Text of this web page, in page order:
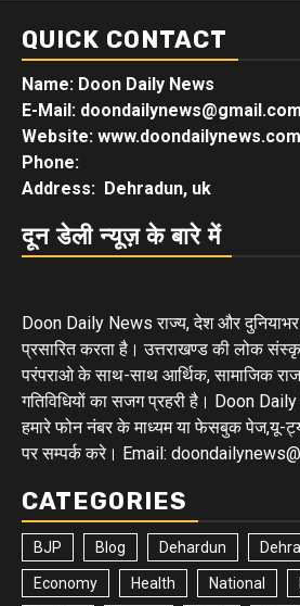
QUICK CONTACT
Name: Doon Daily News
E-Mail: doondailynews@gmail.com
Website: www.doondailynews.com
Phone:
Address: Dehradun, uk
दून डेली न्यूज़ के बारे में
Doon Daily News राज्य, देश और
प्रसारित करता है। उत्तराखण्ड की लोक
परंपराओ के साथ-साथ आर्थिक, सामाजिक
गतिविधियों का सजग प्रहरी है। Doon
हमारे फोन नंबर के माध्यम या फेसबुक पेज,यू-
पर सम्पर्क करे। Email:
CATEGORIES
BJP Blog Dehardun
Economy Health National